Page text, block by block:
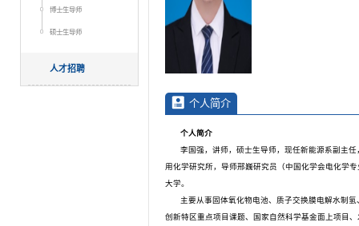
博士生导师
硕士生导师
人才招聘
个人简介
个人简介
李国强，讲师，硕士生导师，现任新能源系副主
用化学研究所，导师邢巍研究员（中国化学会电化学
大学。
主要从事固体氧化物电池、质子交换膜电解水制
创新特区重点项目课题、国家自然科学基金面上项目